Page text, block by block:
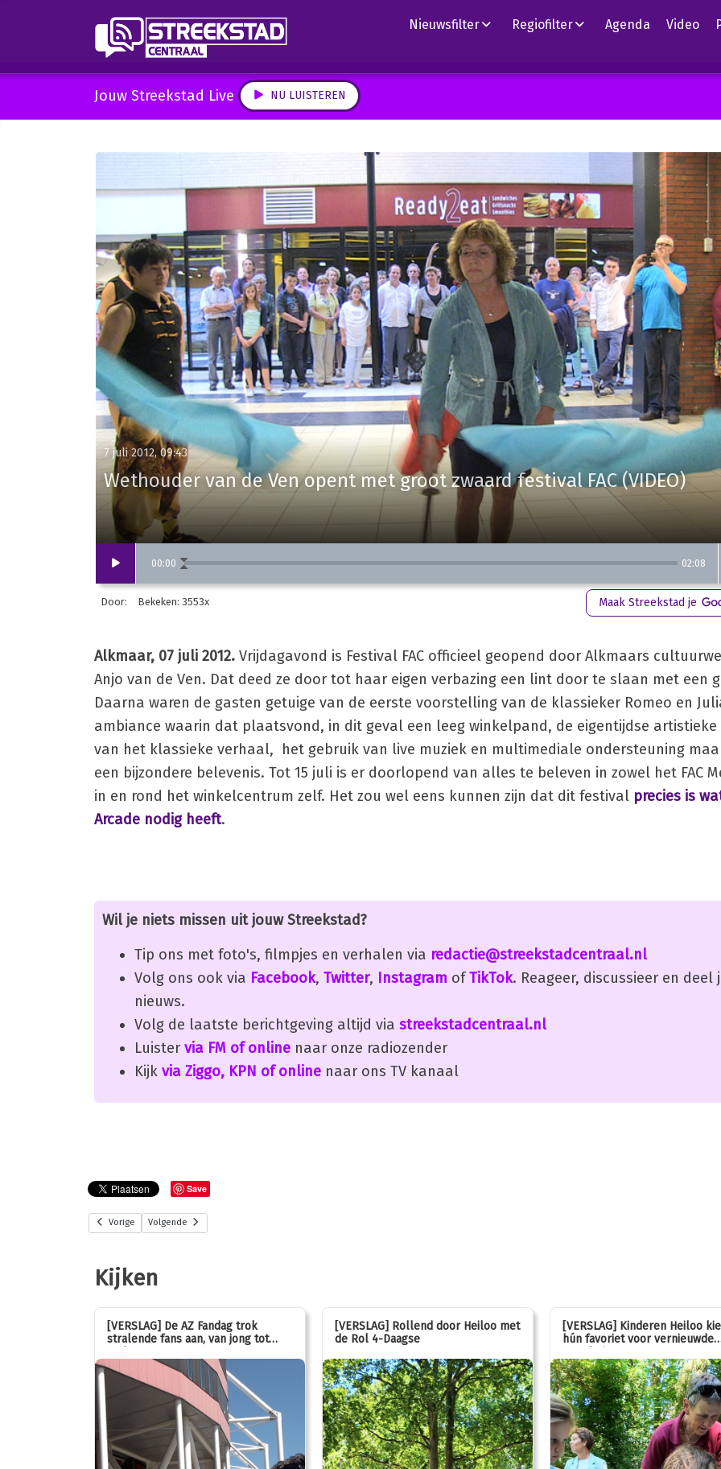
Nieuwsfilter Regiofilter Agenda Video
Jouw Streekstad Live NU LUISTEREN
00:00 02:08
7 juli 2012, 09:43
Wethouder van de Ven opent met groot zwaard festival FAC (VIDEO)
Door: Bekeken: 3553x Maak Streekstad je
Alkmaar, 07 juli 2012. Vrijdagavond is Festival FAC officieel geopend door Alkmaars
Anjo van de Ven. Dat deed ze door tot haar eigen verbazing een lint door te slaan met een
Daarna waren de gasten getuige van de eerste voorstelling van de klassieker Romeo en
ambiance waarin dat plaatsvond, in dit geval een leeg winkelpand, de eigentijdse
van het klassieke verhaal, het gebruik van live muziek en multimediale ondersteuning
een bijzondere belevenis. Tot 15 juli is er doorlopend van alles te beleven in zowel het FAC
in en rond het winkelcentrum zelf. Het zou wel eens kunnen zijn dat dit festival precies is
Arcade nodig heeft.
Wil je niets missen uit jouw Streekstad?
Tip ons met foto's, filmpjes en verhalen via redactie@streekstadcentraal.nl
Volg ons ook via Facebook, Twitter, Instagram ofTikTok. Reageer, discussieer en deel
nieuws.
Volg de laatste berichtgeving altijd via streekstadcentraal.nl
Luister via FM of online naar onze radiozender
Kijk via Ziggo, KPN of online naar ons TV kanaal
Save
Vorige Volgende
Kijken
[VERSLAG] De AZ Fandag trok
stralende fans aan, van jong tot
[VERSLAG] Rollend door Heiloo met
de Rol 4-Daagse
[VERSLAG] Kinderen Heiloo
hún favoriet voor vernieuwde